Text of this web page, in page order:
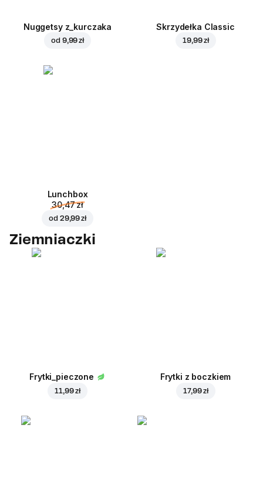
Nuggetsy z_kurczaka
od 9,99 zł
Skrzydełka Classic
19,99 zł
Lunchbox
30,47 zł
od 29,99 zł
Ziemniaczki
Frytki_pieczone
11,99 zł
Frytki z boczkiem
17,99 zł